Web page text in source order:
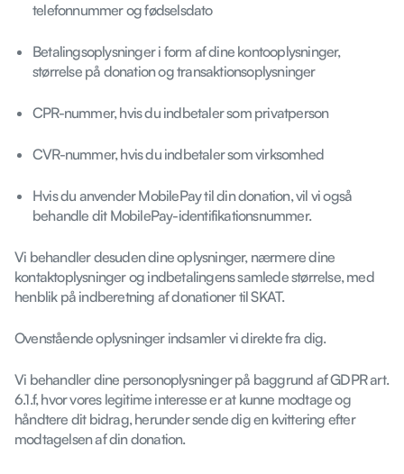
telefonnummer og fødselsdato
Betalingsoplysninger i form af dine kontooplysninger,
størrelse på donation og transaktionsoplysninger
CPR-nummer, hvis du indbetaler som privatperson
CVR-nummer, hvis du indbetaler som virksomhed
Hvis du anvender MobilePay til din donation, vil vi også
behandle dit MobilePay-identifikationsnummer.
Vi behandler desuden dine oplysninger, nærmere dine
kontaktoplysninger og indbetalingens samlede størrelse, med
henblik på indberetning af donationer til SKAT.
Ovenstående oplysninger indsamler vi direkte fra dig.
Vi behandler dine personoplysninger på baggrund af GDPR art.
6.1.f, hvor vores legitime interesse er at kunne modtage og
håndtere dit bidrag, herunder sende dig en kvittering efter
modtagelsen af din donation.